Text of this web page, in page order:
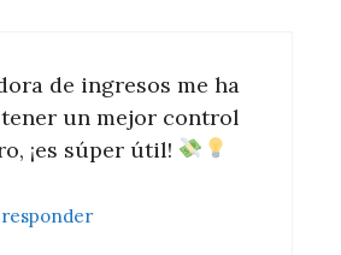
de ingresos me ha
un mejor control
¡es súper útil!